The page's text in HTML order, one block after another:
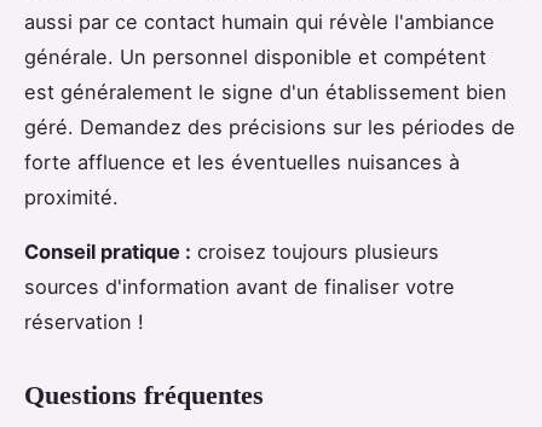
aussi par ce contact humain qui révèle l'ambiance
générale. Un personnel disponible et compétent
est généralement le signe d'un établissement bien
géré. Demandez des précisions sur les périodes de
forte affluence et les éventuelles nuisances à
proximité.
Conseil pratique : croisez toujours plusieurs
sources d'information avant de finaliser votre
réservation !
Questions fréquentes